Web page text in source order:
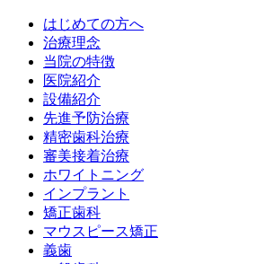
はじめての方へ
治療理念
当院の特徴
医院紹介
設備紹介
先進予防治療
精密歯科治療
審美接着治療
ホワイトニング
インプラント
矯正歯科
マウスピース矯正
義歯